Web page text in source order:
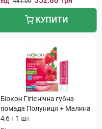
КУПИТИ
Біокон Гігієнічна губна
помада Полуниця + Малина
4,6 г 1 шт